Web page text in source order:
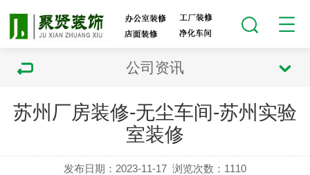
公司资讯
苏州厂房装修-无尘车间-苏州实验
室装修
发布日期：2023-11-17 浏览次数： 1110